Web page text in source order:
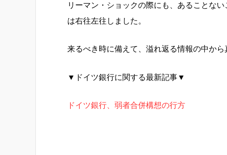
リーマン・ショックの際にも、あることな
は右往左往しました。
来るべき時に備えて、溢れ返る情報の中か
▼ドイツ銀行に関する最新記事▼
ドイツ銀行、弱者合併構想の行方